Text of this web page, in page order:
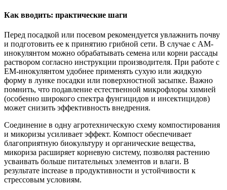
Как вводить: практические шаги
Перед посадкой или посевом рекомендуется увлажнить почву
и подготовить ее к принятию грибной сети. В случае с AM-
инокулянтом можно обрабатывать семена или корни рассады
раствором согласно инструкции производителя. При работе с
EM-инокулянтом удобнее применять сухую или жидкую
форму в лунке посадки или поверхностной засыпке. Важно
помнить, что подавление естественной микрофлоры химией
(особенно широкого спектра фунгицидов и инсектицидов)
может снизить эффективность внедрения.
Соединение в одну агротехническую схему компостирования
и микоризы усиливает эффект. Компост обеспечивает
благоприятную биокультуру и органические вещества,
микориза расширяет корневую систему, позволяя растению
усваивать больше питательных элементов и влаги. В
результате increase в продуктивности и устойчивости к
стрессовым условиям.